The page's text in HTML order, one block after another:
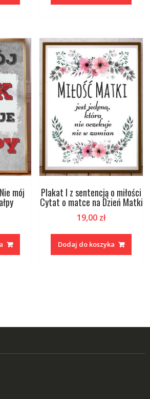
mój Plakat I z sentencją o miłości
Cytat o matce na Dzień Matki
19,00 zł
Dodaj do koszyka